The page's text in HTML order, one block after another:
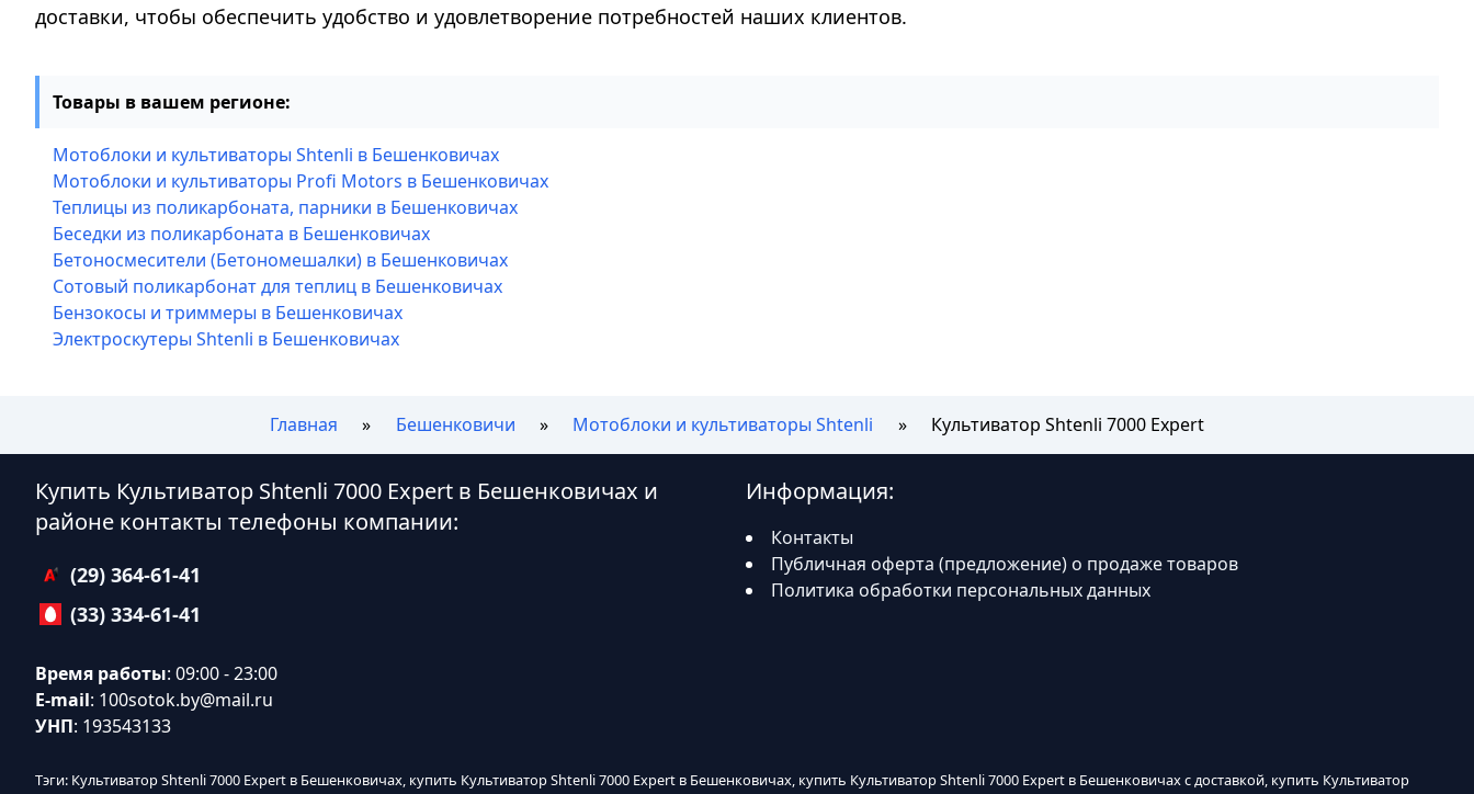
доставки, чтобы обеспечить удобство и удовлетворение потребностей наших клиентов.
Товары в вашем регионе:
Мотоблоки и культиваторы Shtenli в Бешенковичах
Мотоблоки и культиваторы Profi Motors в Бешенковичах
Теплицы из поликарбоната, парники в Бешенковичах
Беседки из поликарбоната в Бешенковичах
Бетоносмесители (Бетономешалки) в Бешенковичах
Сотовый поликарбонат для теплиц в Бешенковичах
Бензокосы и триммеры в Бешенковичах
Электроскутеры Shtenli в Бешенковичах
Главная Бешенковичи Мотоблоки и культиваторы Shtenli Культиватор Shtenli 7000 Expert
Купить Культиватор Shtenli 7000 Expert в Бешенковичах и
районе контакты телефоны компании:
(29) 364-61-41
(33) 334-61-41
Время работы: 09:00 - 23:00
E-mail: 100sotok.by@mail.ru
УНП: 193543133
Информация:
Контакты
Публичная оферта (предложение) о продаже товаров
Политика обработки персональных данных
Тэги: Культиватор Shtenli 7000 Expert в Бешенковичах, купить Культиватор Shtenli 7000 Expert в Бешенковичах, купить Культиватор Shtenli 7000 Expert в Бешенковичах с доставкой, купить Культиватор